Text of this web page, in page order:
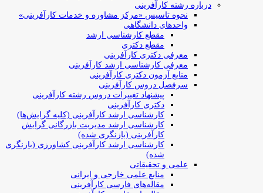
درباره رشته کارآفرینی
نحوه تاسیس «مرکز مشاوره و خدمات کارآفرینی»
واحدهای دانشگاهی
مقطع کارشناسی ارشد
مقطع دکتری
معرفی دکتری کارآفرینی
معرفی کارشناسی ارشد کارآفرینی
منابع آزمون دکتری کارآفرینی
سرفصل دروس کارآفرینی
پیشنهاد تغییرات دروس رشته کارآفرینی
دکتری کارآفرینی
کارشناسی ارشد کارآفرینی (کلیه گرایش‌ها)
کارشناسی ارشد مدیریت بازرگانی گرایش
کارآفرینی (بازنگری شده)
کارشناسی ارشد کارآفرینی کشاورزی (بازنگری
شده)
علمی و تحقیقاتی
منابع علمی خارجی و ایرانی
مقاله‌های فارسی کارآفرینی